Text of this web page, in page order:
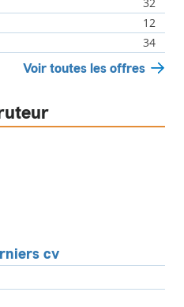
12
34
Voir toutes les offres
cv